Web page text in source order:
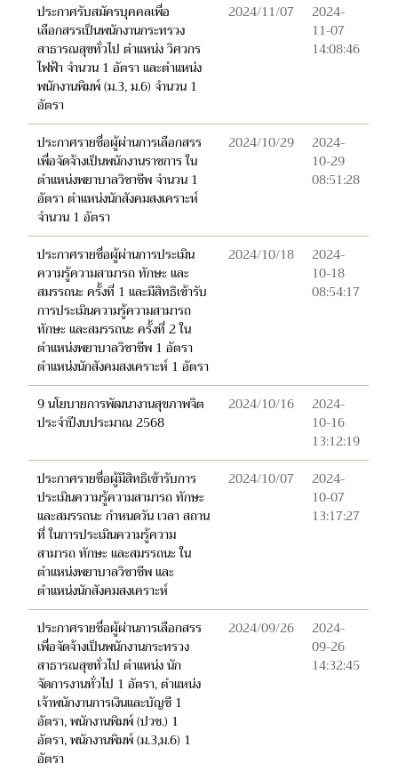
ประกาศรับสมัครบุคคลเพื่อ
เลือกสรรเป็นพนักงานกระทรวง
สาธารณสุขทั่วไป ตำแหน่ง วิศวกร
ไฟฟ้า จำนวน 1 อัตรา และตำแหน่ง
พนักงานพิมพ์ (ม.3, ม.6) จำนวน 1
อัตรา
2024/11/07
2024-
11-07
14:08:46
ประกาศรายชื่อผู้ผ่านการเลือกสรร
เพื่อจัดจ้างเป็นพนักงานราชการ ใน
ตำแหน่งพยาบาลวิชาชีพ จำนวน 1
อัตรา ตำแหน่งนักสังคมสงเคราะห์
จำนวน 1 อัตรา
2024/10/29
2024-
10-29
08:51:28
ประกาศรายชื่อผู้ผ่านการประเมิน
ความรู้ความสามารถ ทักษะ และ
สมรรถนะ ครั้งที่ 1 และมีสิทธิเข้ารับ
การประเมินความรู้ความสามารถ
ทักษะ และสมรรถนะ ครั้งที่ 2 ใน
ตำแหน่งพยาบาลวิชาชีพ 1 อัตรา
ตำแหน่งนักสังคมสงเคราะห์ 1 อัตรา
2024/10/18
2024-
10-18
08:54:17
9 นโยบายการพัฒนางานสุขภาพจิต
ประจำปีงบประมาณ 2568
2024/10/16
2024-
10-16
13:12:19
ประกาศรายชื่อผู้มีสิทธิเข้ารับการ
ประเมินความรู้ความสามารถ ทักษะ
และสมรรถนะ กำหนดวัน เวลา สถาน
ที่ ในการประเมินความรู้ความ
สามารถ ทักษะ และสมรรถนะ ใน
ตำแหน่งพยาบาลวิชาชีพ และ
ตำแหน่งนักสังคมสงเคราะห์
2024/10/07
2024-
10-07
13:17:27
ประกาศรายชื่อผู้ผ่านการเลือกสรร
เพื่อจัดจ้างเป็นพนักงานกระทรวง
สาธารณสุขทั่วไป ตำแหน่ง นัก
จัดการงานทั่วไป 1 อัตรา, ตำแหน่ง
เจ้าพนักงานการเงินและบัญชี 1
อัตรา, พนักงานพิมพ์ (ปวช.) 1
อัตรา, พนักงานพิมพ์ (ม.3,ม.6) 1
อัตรา
2024/09/26
2024-
09-26
14:32:45